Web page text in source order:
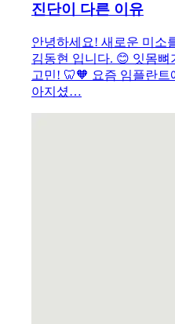
진단이 다른 이유
안녕하세요! 새로운 미소
김동현 입니다. 😊 잇몸
고민! 🦷🧡 요즘 임플란
아지셨…